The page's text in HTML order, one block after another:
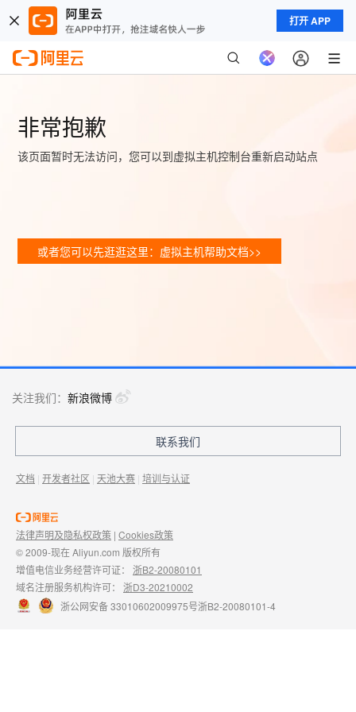
打开 APP
非常抱歉
该页面暂时无法访问，您可以到虚拟主机控制台重新启动站点
或者您可以先逛逛这里：虚拟主机帮助文档>>